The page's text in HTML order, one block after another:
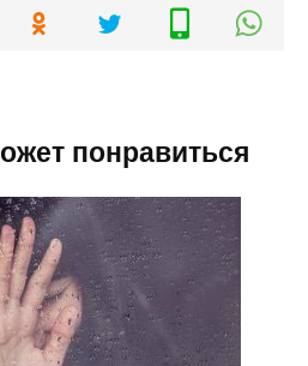
понравиться